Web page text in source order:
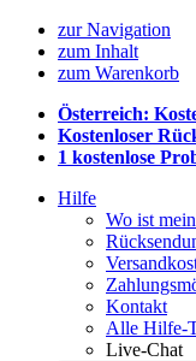
zur Navigation
zum Inhalt
zum Warenkorb
Österreich:
Kostenloser
1 kostenlose
Hilfe
Wo ist
Kontakt
Alle Hilfe-
Live-Chat